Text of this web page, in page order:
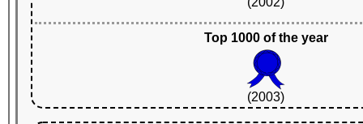
Top 1000 of the year
(2003)